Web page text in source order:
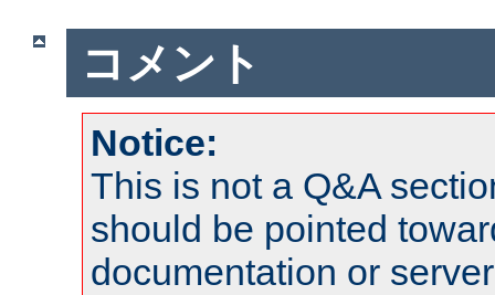
コメント
Notice:
This is not a Q&A
should be pointed
documentation or